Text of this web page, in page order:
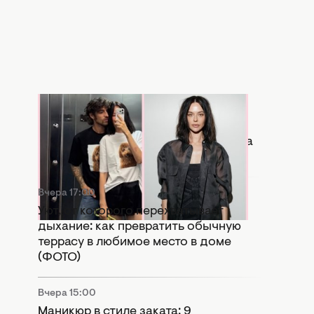
Вчера 17:56
Копия бывшей: в Сети активно
сравнивают новую девушку Дантеса
с Дорофеевой (ФОТО)
Вчера 17:00
Уют, от которого перехватывает
дыхание: как превратить обычную
террасу в любимое место в доме
(ФОТО)
Вчера 15:00